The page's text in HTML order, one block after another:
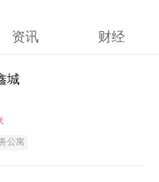
资讯 财经
城
公寓